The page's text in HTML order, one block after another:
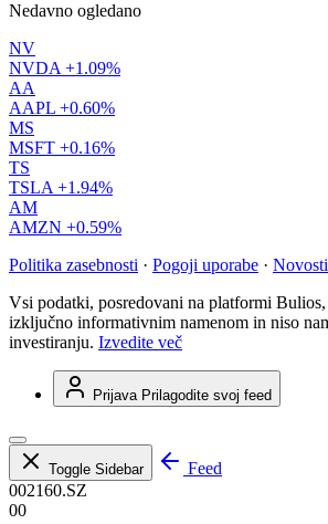
Nedavno ogledano
NV
NVDA +1.09%
AA
AAPL +0.60%
MS
MSFT +0.16%
TS
TSLA +1.94%
AM
AMZN +0.59%
Politika zasebnosti · Pogoji uporabe · Novosti
Vsi podatki, posredovani na platformi Bulios,
izključno informativnim namenom in niso
investiranju. Izvedite več
Prijava Prilagodite svoj feed
Toggle Sidebar
Feed
002160.SZ
00